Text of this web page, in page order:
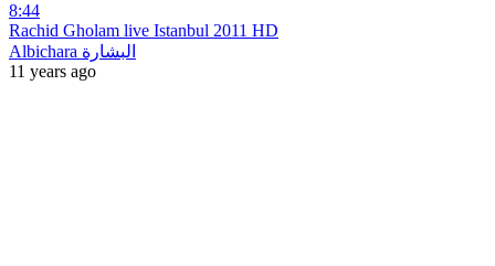
8:44
Rachid Gholam live Istanbul 2011 HD
Albichara البشارة
11 years ago